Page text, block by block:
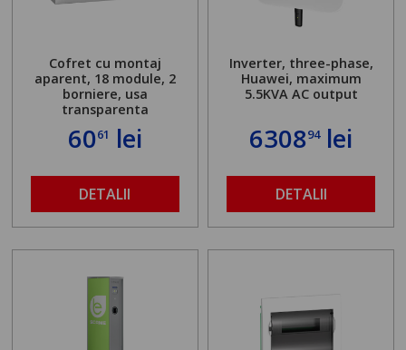
Cofret cu montaj
aparent, 18 module, 2
borniere, usa
transparenta
6061 lei
DETALII
Inverter, three-phase,
Huawei, maximum
5.5KVA AC output
630894lei
DETALII